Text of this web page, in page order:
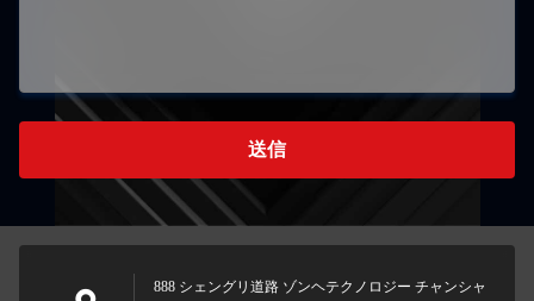
送信
888 シェングリ道路 ゾンヘテクノロジー チャンシャ